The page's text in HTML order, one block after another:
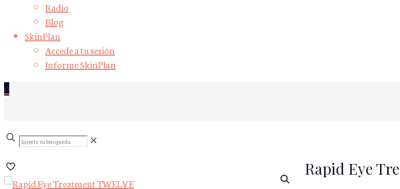
Radio
Blog
SkinPlan
Accede a tu sesión
Informe SkinPlan
0
Inserte
su
✕
Rapid Eye